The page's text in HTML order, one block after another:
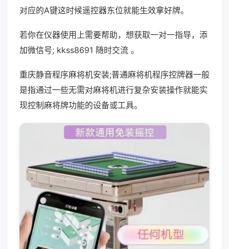
对应的A键这时候遥控器东位就能生效拿好牌。
若你在仪器使用上需要帮助，想获取一对一指导，添
加微信号; kkss8691 随时交流 。
重庆静音程序麻将机安装;普通麻将机程序控牌器一般
是指通过一些无需对麻将机进行复杂安装操作就能实
现控制麻将牌功能的设备或工具。